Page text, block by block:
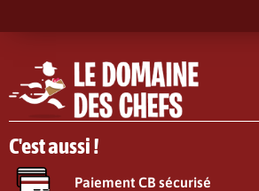
C'est aussi !
Paiement CB sécurisé